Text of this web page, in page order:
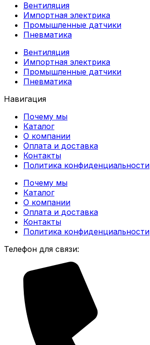
Вентиляция
Импортная электрика
Промышленные датчики
Пневматика
Вентиляция
Импортная электрика
Промышленные датчики
Пневматика
Навигация
Почему мы
Каталог
О компании
Оплата и доставка
Контакты
Политика конфиденциальности
Почему мы
Каталог
О компании
Оплата и доставка
Контакты
Политика конфиденциальности
Телефон для связи: